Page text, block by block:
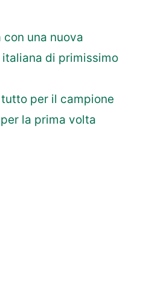
una nuova
di primissimo
per il campione
la prima volta